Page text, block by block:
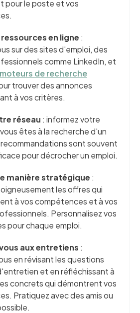
pour le poste et vos
en ligne :
sur des sites d'emploi, des
comme LinkedIn, et
moteurs de recherche
trouver des annonces
à vos critères.
réseau : informez votre
êtes à la recherche d'un
sont souvent
pour décrocher un emploi.
manière stratégique :
les offres qui
à vos compétences et à vos
Personnalisez vos
pour chaque emploi.
aux entretiens :
en révisant les questions
et en réfléchissant à
concrets qui démontrent vos
Pratiquez avec des amis ou